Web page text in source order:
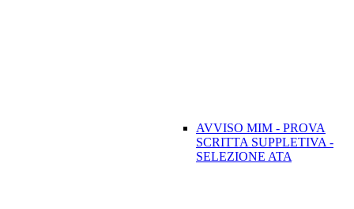
AVVISO MIM - PROVA
SCRITTA SUPPLETIVA -
SELEZIONE ATA